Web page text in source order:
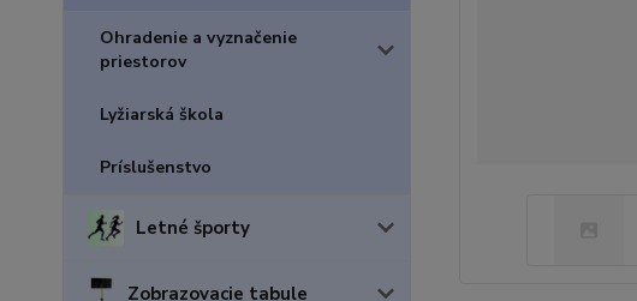
Ohradenie a vyznačenie
priestorov
Lyžiarská škola
Príslušenstvo
Letné športy
Zobrazovacie tabule